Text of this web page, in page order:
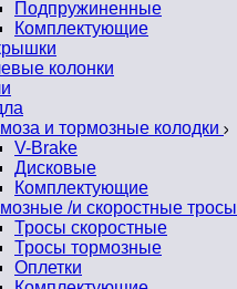
Подпружиненные
Комплектующие
колонки
и тормозные колодки
V-Brake
Дисковые
Комплектующие
/и скоростные тросы
Тросы скоростные
Тросы тормозные
Оплетки